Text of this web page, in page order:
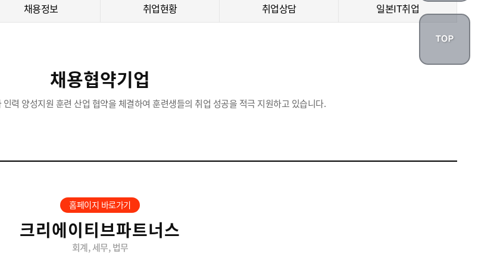
채용정보 취업현황 취업상담 일본IT취업
채용협약기업
력 양성지원 훈련 산업 협약을 체결하여 훈련생들의 취업 성공을 적극 지원하고 있습니다.
홈페이지 바로가기
크리에이티브파트너스
회계, 세무, 법무